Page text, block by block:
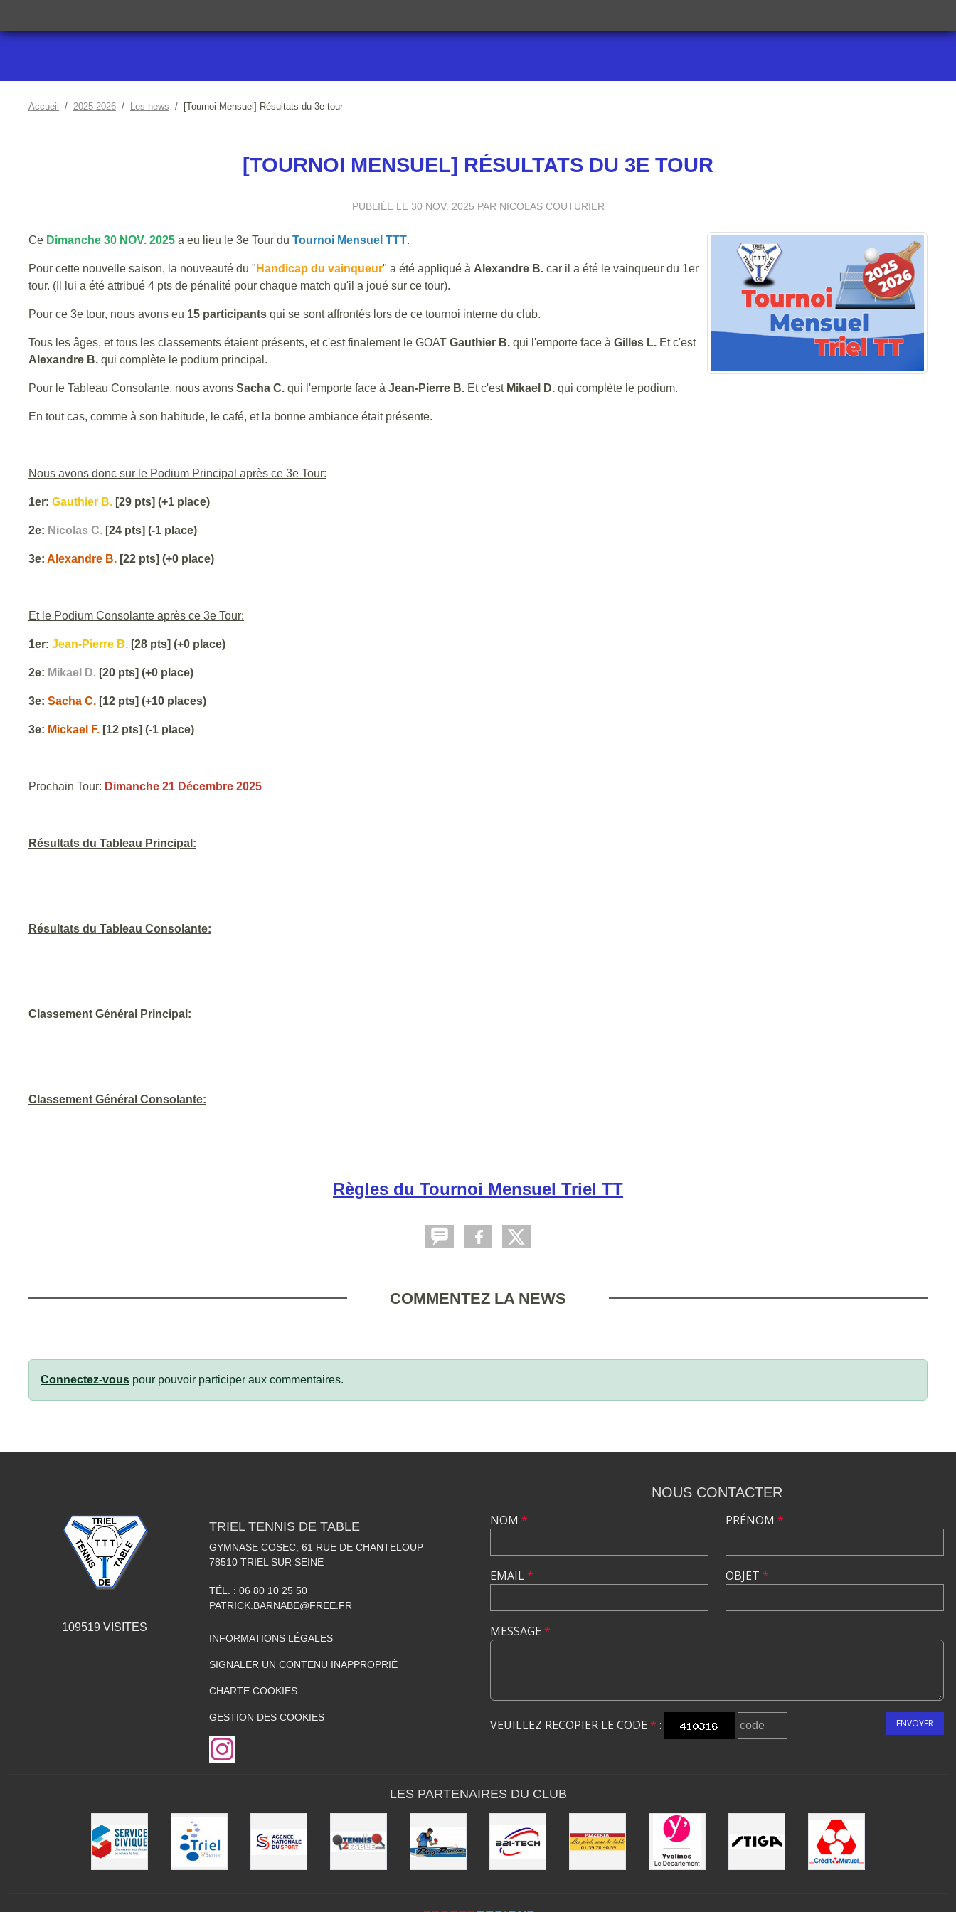
Accueil 2025-2026 Les news [Tournoi Mensuel] Résultats du 3e tour
[TOURNOI MENSUEL] RÉSULTATS DU 3E TOUR
PUBLIÉE LE 30 NOV. 2025 PAR NICOLAS COUTURIER
Ce Dimanche 30 NOV. 2025 a eu lieu le 3e Tour du Tournoi Mensuel TTT.
Pour cette nouvelle saison, la nouveauté du " Handicap du vainqueur" a été appliqué à Alexandre B. car il a été le vainqueur du 1er
tour. (Il lui a été attribué 4 pts de pénalité pour chaque match qu'il a joué sur ce tour).
Pour ce 3e tour, nous avons eu 15 participants qui se sont affrontés lors de ce tournoi interne du club.
Tous les âges, et tous les classements étaient présents, et c'est finalement le GOAT Gauthier B. qui l'emporte face à Gilles L. Et c'est
Alexandre B. qui complète le podium principal.
Pour le Tableau Consolante, nous avons Sacha C. qui l'emporte face à Jean-Pierre B. Et c'est Mikael D. qui complète le podium.
En tout cas, comme à son habitude, le café, et la bonne ambiance était présente.
Nous avons donc sur le Podium Principal après ce 3e Tour:
1er: Gauthier B. [29 pts] (+1 place)
2e: Nicolas C. [24 pts] (-1 place)
3e: Alexandre B. [22 pts] (+0 place)
Et le Podium Consolante après ce 3e Tour:
1er: Jean-Pierre B. [28 pts] (+0 place)
2e: Mikael D. [20 pts] (+0 place)
3e: Sacha C. [12 pts] (+10 places)
3e: Mickael F. [12 pts] (-1 place)
Prochain Tour: Dimanche 21 Décembre 2025
Résultats du Tableau Principal:
Résultats du Tableau Consolante:
Classement Général Principal:
Classement Général Consolante:
Règles du Tournoi Mensuel Triel TT
COMMENTEZ LA NEWS
Connectez-vous pour pouvoir participer aux commentaires.
109519 VISITES
TRIEL TENNIS DE TABLE
GYMNASE COSEC, 61 RUE DE CHANTELOUP
78510 TRIEL SUR SEINE
TÉL. : 06 80 10 25 50
PATRICK.BARNABE@FREE.FR
INFORMATIONS LÉGALES
SIGNALER UN CONTENU INAPPROPRIÉ
CHARTE COOKIES
GESTION DES COOKIES
NOUS CONTACTER
NOM *
EMAIL*
PRÉNOM *
OBJET *
MESSAGE *
VEUILLEZ RECOPIER LE CODE * : ENVOYER
LES PARTENAIRES DU CLUB